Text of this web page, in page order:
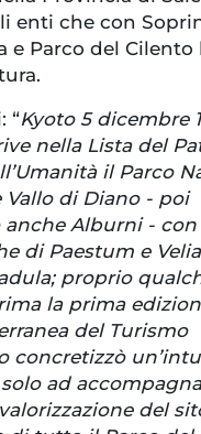
enti che con
e Parco del Cilento
“Kyoto 5 dicembre
nella Lista del
il Parco
Vallo di Diano - poi
Alburni - con
di Paestum e
proprio
la prima
del Turismo
concretizzò
ad
del